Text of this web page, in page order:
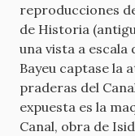
reproducciones
de Historia
una vista a
Bayeu captase la
praderas del
expuesta es la
Canal, obra de